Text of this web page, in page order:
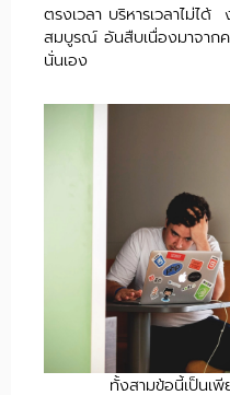
ตรงเวลา บริหารเวลาไม่ไ
สมบูรณ์ อันสืบเนื่องมาจากค
นั่นเอง
ทั้งสามข้อนี้เป็นเ